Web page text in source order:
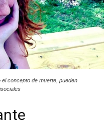
concepto de muerte, pueden